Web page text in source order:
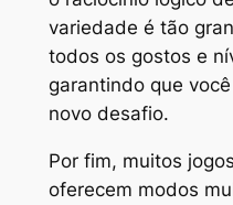
variedade é tão
todos os gostos e
garantindo que
novo desafio.
Por fim, muitos
oferecem modos